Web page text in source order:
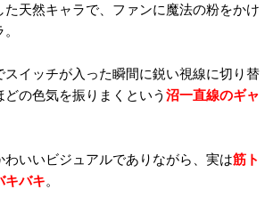
天然キャラで、ファンに魔法の粉をかけ
スイッチが入った瞬間に鋭い視線に切り替
の色気を振りまくという 沼一直線のギャ
わいいビジュアルでありながら、実は筋ト
キバキ。